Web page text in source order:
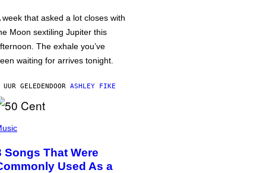
week that asked a lot closes with
Moon sextiling Jupiter this
The exhale you’ve
waiting for arrives tonight.
UUR GELEDENDOOR ASHLEY FIKE
Songs That Were
Used As a